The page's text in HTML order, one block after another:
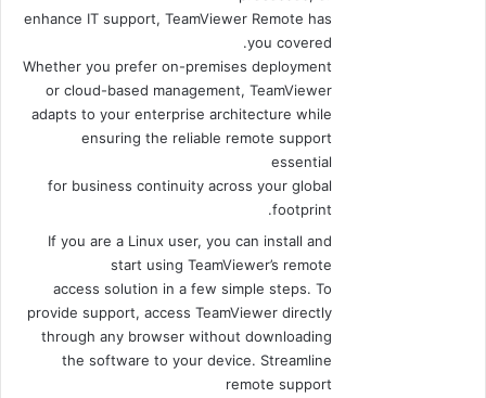
enhance IT support, TeamViewer Remote has
you covered.
Whether you prefer on-premises deployment
or cloud-based management, TeamViewer
adapts to your enterprise architecture while
ensuring the reliable remote support
essential
for business continuity across your global
footprint.
If you are a Linux user, you can install and
start using TeamViewer’s remote
access solution in a few simple steps. To
provide support, access TeamViewer directly
through any browser without downloading
the software to your device. Streamline
remote support